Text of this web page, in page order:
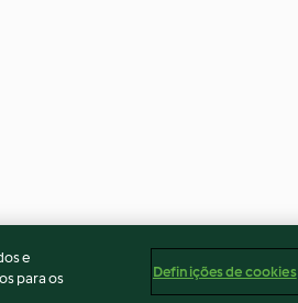
e
para os
Definições de cookies